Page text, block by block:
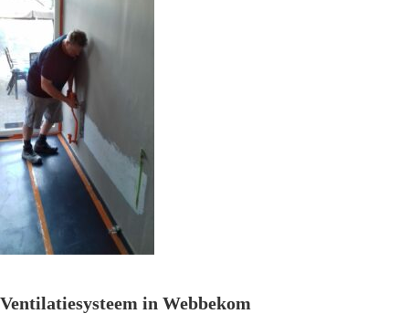
Ventilatiesysteem in Webbekom